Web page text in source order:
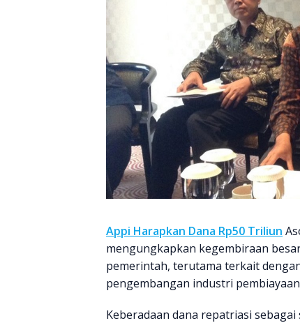
Appi Harapkan Dana Rp50 Triliun
mengungkapkan kegembiraan
pemerintah, terutama terkait
pengembangan industri
Keberadaan dana repatriasi